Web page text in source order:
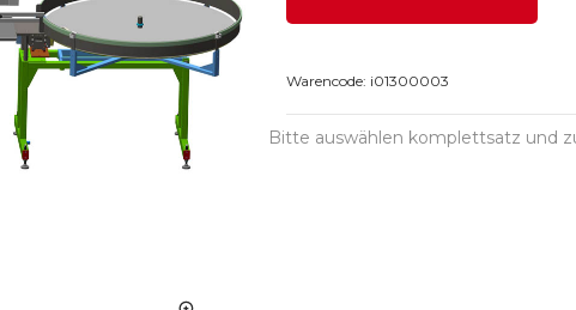
Warencode: i01300003
Bitte auswählen komplettsatz und